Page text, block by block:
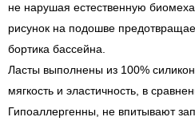
не нарушая естественную
рисунок на подошве
бортика бассейна.
Ласты выполнены из 100%
мягкость и эластичность, в
Гипоаллергенны, не впитывают